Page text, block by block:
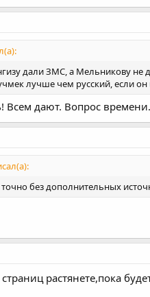
дали ЗМС, а Мельникову не
лучше чем русский, если он
Всем дают. Вопрос
без дополнительных
растянете,пока